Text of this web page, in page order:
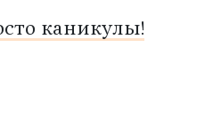
каникулы!